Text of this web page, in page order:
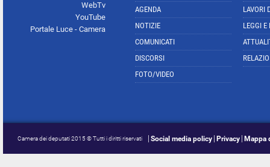
WebTv
YouTube
Portale Luce - Camera
AGENDA
NOTIZIE
COMUNICATI
DISCORSI
FOTO/VIDEO
LAVORI
LEGGI E
Camera dei deputati 2015 © Tutti i diritti riservati Social media policy Privacy Mappa